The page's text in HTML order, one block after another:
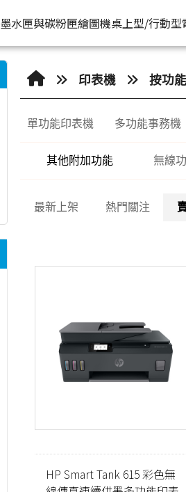
按類型
連續噴墨印表機
雷射印表機
按系列
商用
工作室用
墨水匣與碳粉匣
墨水匣
按顏色
按類型
碳粉匣
按顏色
繪圖機桌上型/行動型
桌上型
Z2
Z4
Z8
個人筆電
Pavilion 星
超品系列
印表機 按功能
單功能印表機 多功能事務機
其他附加功能 無線
最新上架 熱門關注
HP Smart Tank 615 彩色無